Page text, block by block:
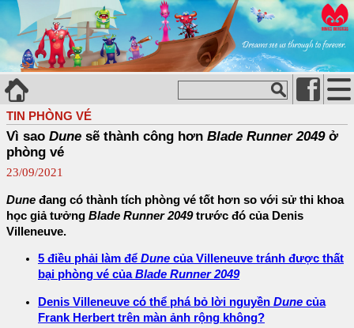
TIN PHÒNG VÉ
Vì sao Dune sẽ thành công hơn Blade Runner 2049ở
phòng vé
23/09/2021
Dune đang có thành tích phòng vé tốt hơn so với sử thi khoa
học giả tưởng Blade Runner 2049trước đó của Denis
Villeneuve.
5 điều phải làm để Dune của Villeneuve tránh được thất
bại phòng vé củaBlade Runner 2049
Denis Villeneuve có thể phá bỏ lời nguyền Dune của
Frank Herbert trên màn ảnh rộng không?